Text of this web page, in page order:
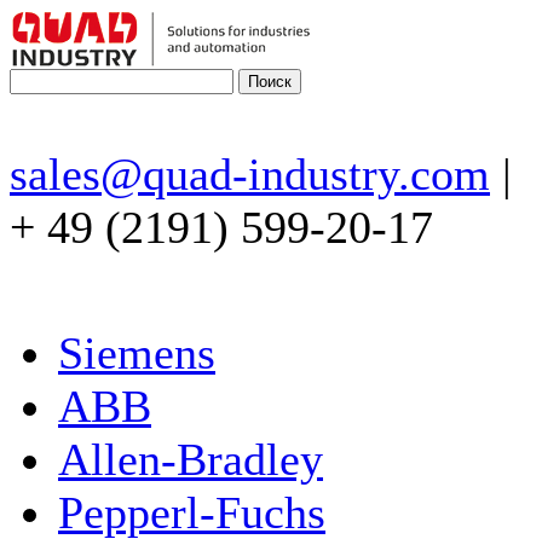
sales@quad-industry.com |
+ 49 (2191) 599-20-17
Siemens
ABB
Allen-Bradley
Pepperl-Fuchs